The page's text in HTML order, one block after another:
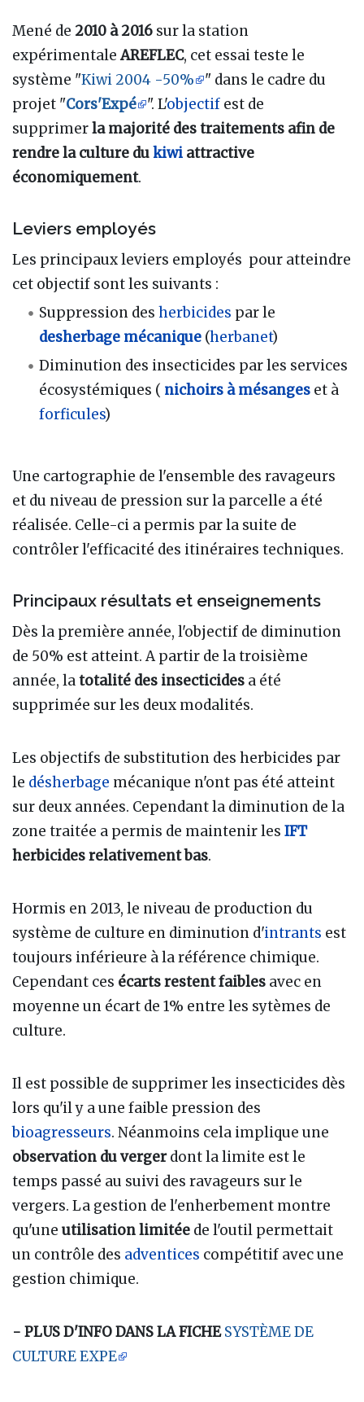
Mené de 2010 à 2016 sur la station
expérimentaleAREFLEC, cet essai teste le
système "Kiwi 2004 -50%
" dans le cadre du
projet "Cors'Expé ". L'objectif est de
supprimerla majorité des traitements afin de
rendre la culture dukiwi attractive
économiquement.
Leviers employés
Les principaux leviers employés pour atteindre
cet objectif sont les suivants :
Suppression desherbicides par le
desherbage mécanique (herbanet)
Diminution des insecticides par les services
écosystémiques ( nichoirs à mésanges et à
forficules)
Une cartographie de l'ensemble des ravageurs
et du niveau de pression sur la parcelle a été
réalisée. Celle-ci a permis par la suite de
contrôler l'efficacité des itinéraires techniques.
Principaux résultats et enseignements
Dès la première année, l'objectif de diminution
de 50% est atteint. A partir de la troisième
année, latotalité des insecticides a été
supprimée sur les deux modalités.
Les objectifs de substitution des herbicides par
le désherbage mécanique n'ont pas été atteint
sur deux années. Cependant la diminution de la
zone traitée a permis de maintenir les IFT
herbicides relativement bas.
Hormis en 2013, le niveau de production du
système de culture en diminution d'intrants est
toujours inférieure à la référence chimique.
Cependant ces écarts restent faibles avec en
moyenne un écart de 1% entre les sytèmes de
culture.
Il est possible de supprimer les insecticides dès
lors qu'il y a une faible pression des
bioagresseurs. Néanmoins cela implique une
observation du vergerdont la limite est le
temps passé au suivi des ravageurs sur le
vergers. La gestion de l'enherbement montre
qu'une utilisation limitée de l'outil permettait
un contrôle des adventices compétitif avec une
gestion chimique.
- PLUS D'INFO DANS LA FICHESYSTÈME DE
CULTURE EXPE